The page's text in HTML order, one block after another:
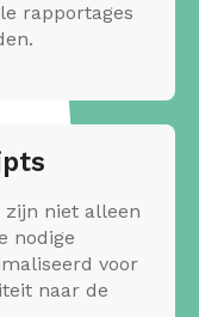
rapportages
zijn niet alleen
nodige
voor
naar de